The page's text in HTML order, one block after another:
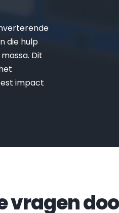
die hulp
Dit
impact